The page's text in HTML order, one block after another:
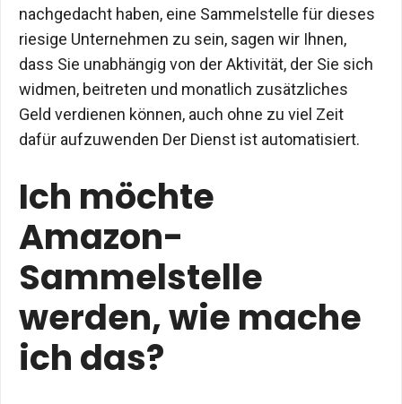
nachgedacht haben, eine Sammelstelle für dieses
riesige Unternehmen zu sein, sagen wir Ihnen,
dass Sie unabhängig von der Aktivität, der Sie sich
widmen, beitreten und monatlich zusätzliches
Geld verdienen können, auch ohne zu viel Zeit
dafür aufzuwenden Der Dienst ist automatisiert.
Ich möchte
Amazon-
Sammelstelle
werden, wie mache
ich das?